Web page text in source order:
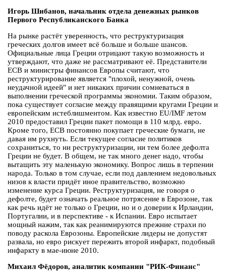
Игорь Шибанов, начальник отдела денежных рынков
Первого Республиканского Банка
На рынке растёт уверенность, что реструктуризация
греческих долгов имеет всё больше и больше шансов.
Официальные лица Греции отрицают такую возможность и
утверждают, что даже не рассматривают её. Представители
ECB и министры финансов Европы считают, что
реструктурирование является "плохой, ненужной, очень
неудачной идеей" и нет никаких причин сомневаться в
выполнении греческой программы экономии. Таким образом,
пока существует согласие между правящими кругами Греции и
европейским истеблишментом. Как известно EU/IMF летом
2010 предоставил Греции пакет помощи в 110 млрд. евро.
Кроме того, ECB постоянно покупает греческие бумаги, не
давая им рухнуть. Если текущее согласие политиков
сохраниться, то ни реструктуризации, ни тем более дефолта
Греции не будет. В общем, не так много денег надо, чтобы
вытащить эту маленькую экономику. Вопрос лишь в терпении
народа. Только в том случае, если под давлением недовольных
низов к власти придёт иное правительство, возможно
изменение курса Греции. Реструктуризация, не говоря о
дефолте, будет означать реальное потрясение в Еврозоне, так
как речь идёт не только о Греции, но и о доверии к Ирландии,
Португалии, и в перспективе - к Испании. Евро испытает
мощный нажим, так как реанимируются прежние страхи по
поводу раскола Еврозоны. Европейские лидеры не допустят
развала, но евро рискует пережить второй инфаркт, подобный
инфаркту в мае-июне 2010.
Михаил Фёдоров, аналитик компании "РИК-Финанс"